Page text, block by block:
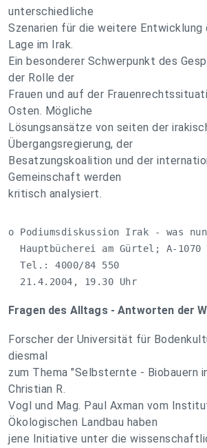
unterschiedliche
Szenarien für die weitere Entwicklung
Lage im Irak.
Ein besonderer Schwerpunkt des
der Rolle der
Frauen und auf der
Osten. Mögliche
Lösungsansätze von seiten der
Übergangsregierung, der
Besatzungskoalition und der
Gemeinschaft werden
kritisch analysiert.
o Podiumsdiskussion Irak - was
Hauptbücherei am Gürtel; A-1070
  Tel.: 4000/84 550
  21.4.2004, 19.30 Uhr
Fragen des Alltags - Antworten der
Forscher der Universität für
diesmal
zum Thema "Selbsternte - Biobauern
Christian R.
Vogl und Mag. Paul Axman vom
Ökologischen Landbau haben
jene Initiative unter die